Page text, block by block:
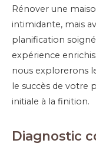
Rénover une
intimidante, mais
planification
expérience
nous explorerons
le succès de votre
initiale à la finition.
Diagnostic